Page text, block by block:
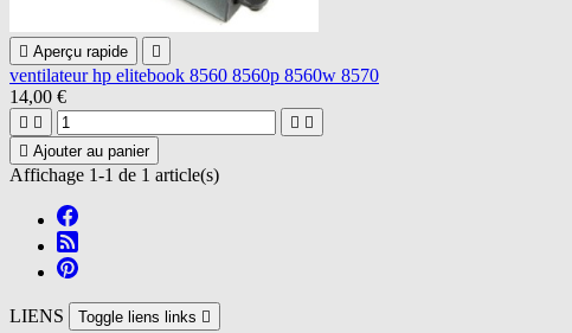
 Aperçu rapide 
ventilateur hp elitebook 8560 8560p 8560w 8570
14,00 €
   
 Ajouter au panier
Affichage 1-1 de 1 article(s)
LIENS Toggle liens links 